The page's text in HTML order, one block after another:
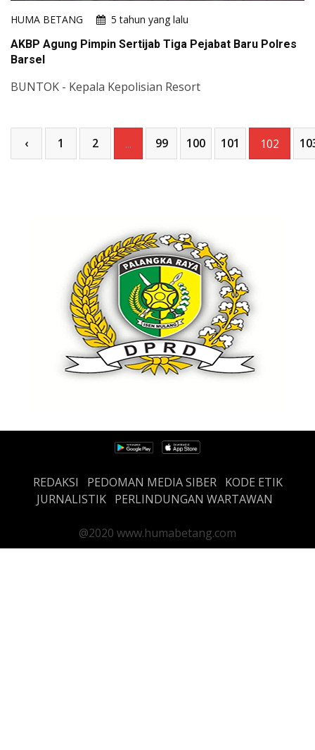
HUMA BETANG
5 tahun yang lalu
AKBP Agung Pimpin Sertijab Tiga Pejabat Baru Polres
Barsel
BUNTOK - Kepala Kepolisian Resort
‹ 1 2 ... 99 100 101 102
REDAKSI PEDOMAN MEDIA SIBER
KODE ETIK
JURNALISTIK PERLINDUNGAN WARTAWAN
@2020 www.humabetang.com